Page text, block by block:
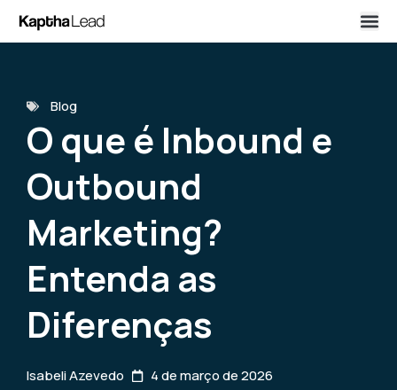
Blog
O que é Inbound e
Outbound
Marketing?
Entenda as
Diferenças
Isabeli Azevedo 4 de março de 2026